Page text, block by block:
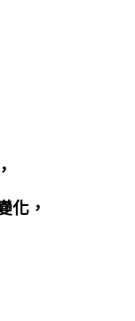
化，